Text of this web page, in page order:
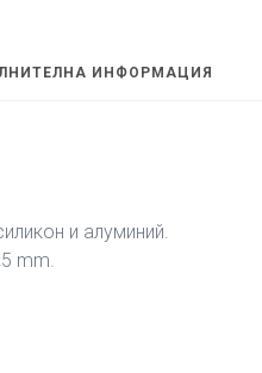
ИНФОРМАЦИЯ
и алуминий.
mm.